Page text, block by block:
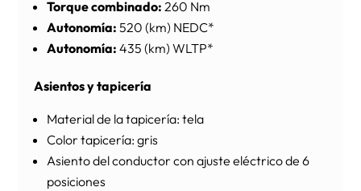
Torque combinado: 260 Nm
Autonomía: 520 (km) NEDC*
Autonomía: 435 (km) WLTP*
Asientos y tapicería
Material de la tapicería: tela
Color tapicería: gris
Asiento del conductor con ajuste eléctrico de 6
posiciones